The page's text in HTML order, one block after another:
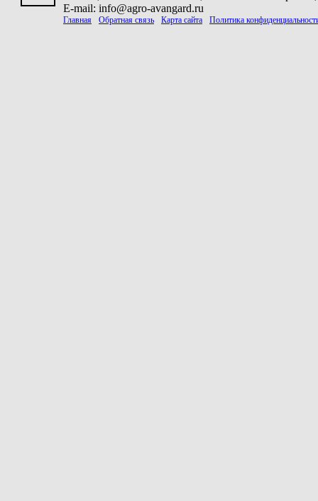
E-mail: info@agro-avangard.ru
Главная Обратная связь Карта сайта Политика